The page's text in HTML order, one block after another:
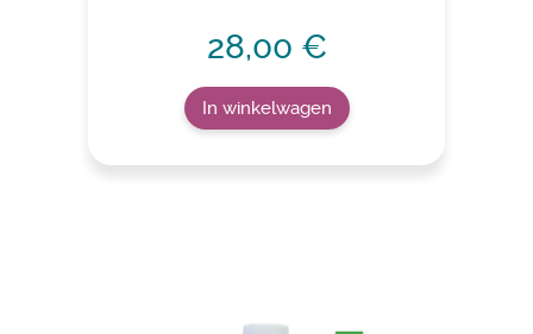
28,00 €
In winkelwagen